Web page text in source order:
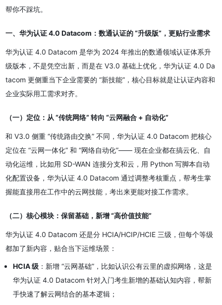
帮你不踩坑。
一、华为认证 4.0 Datacom：数通认证的 “升级版”，更贴行业需求
华为认证 4.0 Datacom 是华为 2024 年推出的数通领域认证体系升
级版本，不是凭空出新，而是在 V3.0 基础上优化，华为认证 4.0 Da
tacom 更侧重当下企业需要的 “新技能”，核心目标就是让认证内容和
企业实际用工需求对齐。
（一）定位：从 “传统网络” 转向 “云网融合 + 自动化”
和 V3.0 侧重 “传统路由交换” 不同，华为认证 4.0 Datacom 把核心
定位在 “云网一体化” 和 “网络自动化”—— 现在企业都在搞云化、自
动化运维，比如用 SD-WAN 连接分支和云，用 Python 写脚本自动
化配置设备，华为认证 4.0 Datacom 通过调整考核重点，帮考生掌
握能直接用在工作中的云网技能，考出来更能对接工作需求。
（二）核心模块：保留基础，新增 “高价值技能”
华为认证 4.0 Datacom 还是分 HCIA/HCIP/HCIE 三级，但每个等级
都加了新内容，贴合当下运维场景：
HCIA 级 ：新增 “云网基础”，比如认识公有云里的虚拟网络，这是
华为认证 4.0 Datacom 针对入门考生新增的基础认知内容，帮新
手快速了解云网结合的基本逻辑；